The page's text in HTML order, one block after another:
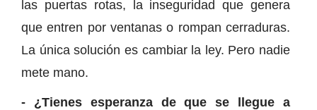
las puertas rotas, la inseguridad que genera
que entren por ventanas o rompan cerraduras.
La única solución es cambiar la ley. Pero nadie
mete mano.
- ¿Tienes esperanza de que se llegue a